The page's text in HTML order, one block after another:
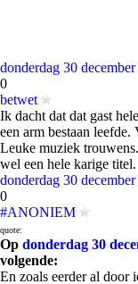
donderdag 30
0
betwet
Ik dacht dat dat gast
een arm bestaan
Leuke muziek
wel een hele karige titel.
donderdag 30
0
#ANONIEM
quote:
Op donderdag 30
volgende:
En zoals eerder al door